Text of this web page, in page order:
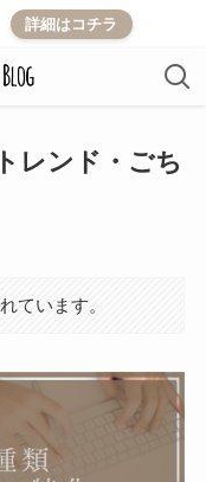
詳細はコチラ
レンド・ごち
ています。